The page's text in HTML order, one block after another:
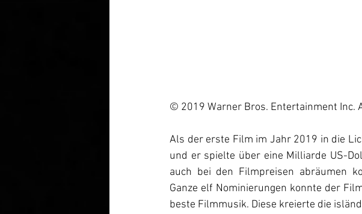
© 2019 Warner Bros. Entertainment Inc.
Als der erste Film im Jahr 2019 in die
und er spielte über eine Milliarde US-
auch bei den Filmpreisen abräumen
Ganze elf Nominierungen konnte der
beste Filmmusik. Diese kreierte die